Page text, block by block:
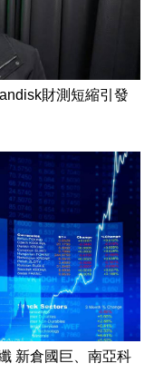
財測短縮引發
加碼久元、樺漢、友達 出清萬海、新纖 新倉國巨、南亞科